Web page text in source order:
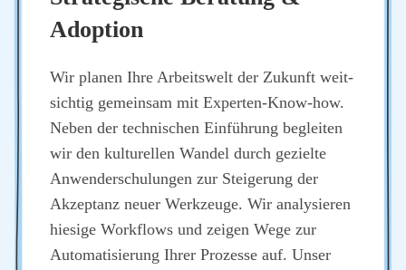
Adop­ti­on
Wir pla­nen Ihre Arbeits­welt der Zukunft weit­
sich­tig gemein­sam mit Exper­ten-Know-how.
Neben der tech­ni­schen Ein­füh­rung beglei­ten
wir den kul­tu­rel­len Wan­del durch geziel­te
Anwen­der­schu­lun­gen zur Stei­ge­rung der
Akzep­tanz neu­er Werk­zeu­ge. Wir ana­ly­sie­ren
hie­si­ge Work­flows und zei­gen Wege zur
Auto­ma­ti­sie­rung Ihrer Pro­zes­se auf. Unser